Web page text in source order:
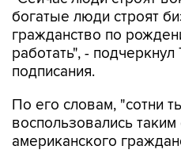
богатые люди строят
гражданство по
работать", -
подписания.
По его словам, "сотни
воспользовались
американского